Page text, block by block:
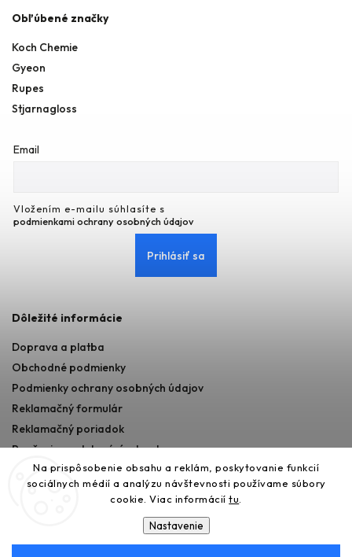
Na prispôsobenie obsahu a reklám, poskytovanie funkcií
sociálnych médií a analýzu návštevnosti používame súbory
cookie. Viac informáciítu
Nastavenie
Obľúbené značky
Koch Chemie
Gyeon
Rupes
Stjarnagloss
Email
Vložením e-mailu súhlasíte s
podmienkami ochrany osobných údajov
Prihlásiť sa
Dôležité informácie
Doprava a platba
Obchodné podmienky
Podmienky ochrany osobných údajov
Reklamačný formulár
Reklamačný poriadok
Poučenie o odstupéní od zmluvy